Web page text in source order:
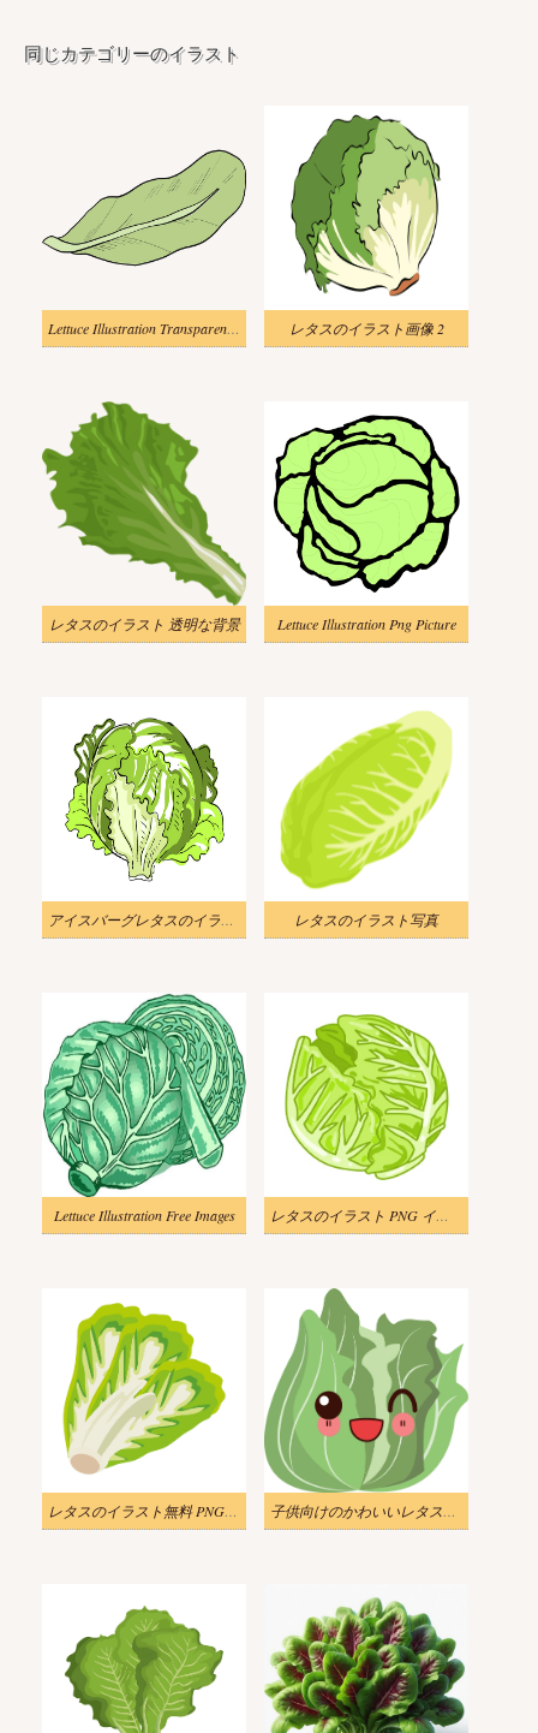
同じカテゴリーのイラスト
Lettuce Illustration Transparent Pictures レタスのイラスト画像 2
レタスのイラスト 透明な背景 Lettuce Illustration Png Picture
アイスバーグレタスのイラスト レタスのイラスト写真
Lettuce Illustration Free Images レタスのイラスト PNG イメージ 2
レタスのイラスト無料 PNG 画像 2 子供向けのかわいいレタスのイラスト